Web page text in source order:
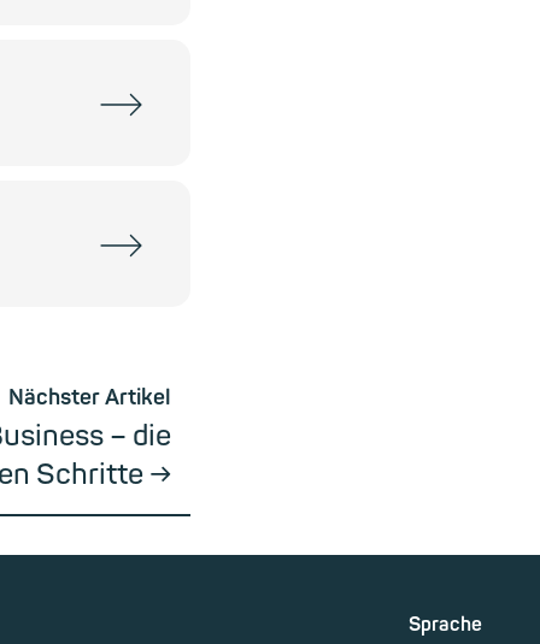
Nächster Artikel
– die
Schritte
Sprache